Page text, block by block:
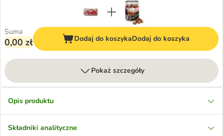
Suma
0,00 zł Dodaj do koszykaDodaj do koszyka
Pokaż szczegóły
Opis produktu
Składniki analityczne